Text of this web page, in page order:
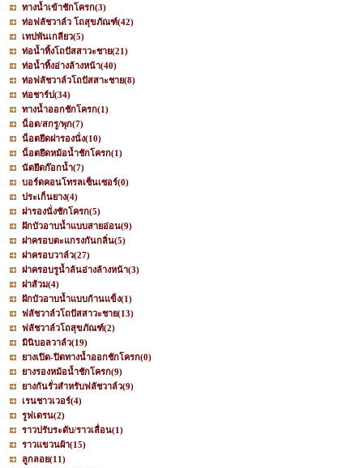
ทางน้ำเข้าชักโครก(3)
ท่อฟลัชวาล์ว โถสุขภัณฑ์(42)
เทปพันเกลียว(5)
ท่อน้ำทิ้งโถปัสสาวะชาย(21)
ท่อน้ำทิ้งอ่างล้างหน้า(40)
ท่อฟลัชวาล์วโถปัสสาะชาย(8)
ท่อชาร์ป(34)
ทางน้ำออกชักโครก(1)
น็อต/สกรู/พุก(7)
น็อตยึดฝารองนั่ง(10)
น็อตยึดหม้อน้ำชักโครก(1)
นัตยึดก๊อกน้ำ(7)
บอร์ดคอนโทรลเซ็นเซอร์(0)
ประเก็นยาง(4)
ฝารองนั่งชักโครก(5)
ฝักบัวอาบน้ำแบบสายอ่อน(9)
ฝาครอบตะแกรงกันกลิ่น(5)
ฝาครอบวาล์ว(27)
ฝาครอบรูน้ำล้นอ่างล้างหน้า(3)
ฝาส้วม(4)
ฝักบัวอาบน้ำแบบก้านแข็ง(1)
ฟลัชวาล์วโถปัสสาวะชาย(13)
ฟลัชวาล์วโถสุขภัณฑ์(2)
มินิบอลวาล์ว(19)
ยางเปิด-ปิดทางน้ำออกชักโครก(0)
ยางรองหม้อน้ำชักโครก(9)
ยางกันรั่วสำหรับฟลัชวาล์ว(9)
เรนชาวเวอร์(4)
รูฟเดรน(2)
ราวปรับระดับ/ราวเลื่อน(1)
ราวแขวนผ้า(15)
ลูกลอย(11)